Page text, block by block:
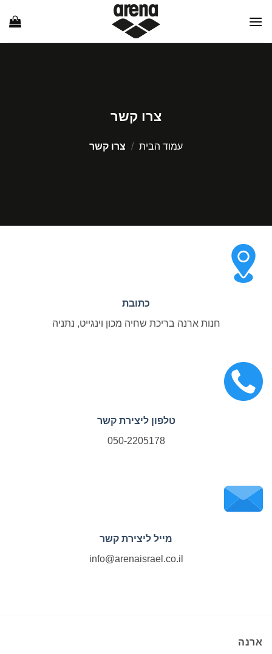
צרו קשר
עמוד הבית / צרו קשר
כתובת
חנות ארנה בריכת שחיה מכון וינגייט, נתניה
טלפון ליצירת קשר
050-2205178
מייל ליצירת קשר
info@arenaisrael.co.il
ארנה